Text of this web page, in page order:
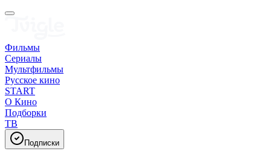
Фильмы
Сериалы
Мультфильмы
Русское кино
START
О Кино
Подборки
ТВ
Подписки